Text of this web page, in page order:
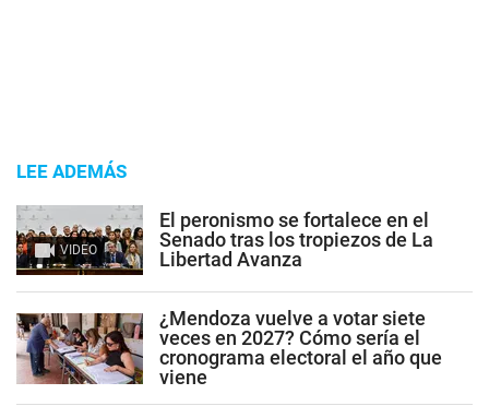
LEE ADEMÁS
VIDEO
El peronismo se fortalece en el
Senado tras los tropiezos de La
Libertad Avanza
¿Mendoza vuelve a votar siete
veces en 2027? Cómo sería el
cronograma electoral el año que
viene